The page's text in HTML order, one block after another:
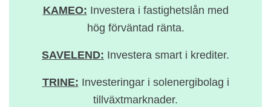
KAMEO: Investera i fastighetslån med
hög förväntad ränta.
SAVELEND: Investera smart i krediter.
TRINE: Investeringar i solenergibolag i
tillväxtmarknader.